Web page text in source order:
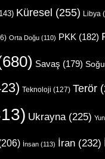
Küresel (255) Libya
Orta Doğu (110) PKK (182)
Savaş (179)
Teknoloji (127) Terör
Ukrayna(225)
İnsan (113) İran (232)